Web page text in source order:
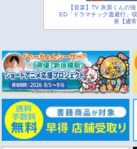
【音楽】TV 灰原くんの
ED「ドラマチック逃避行」
美【通常